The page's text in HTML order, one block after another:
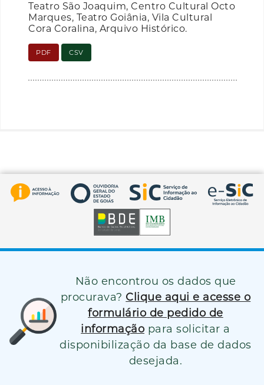
Teatro São Joaquim, Centro Cultural Octo
Marques, Teatro Goiânia, Vila Cultural
Cora Coralina, Arquivo Histórico.
PDF CSV
Não encontrou os dados que
procurava? Clique aqui e acesse o
formulário de pedido de
informação para solicitar a
disponibilização da base de dados
desejada.